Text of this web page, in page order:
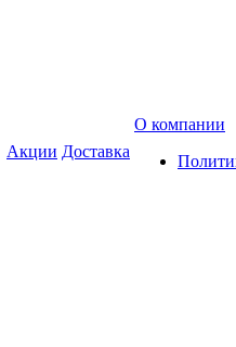
Акции Доставка
О компании